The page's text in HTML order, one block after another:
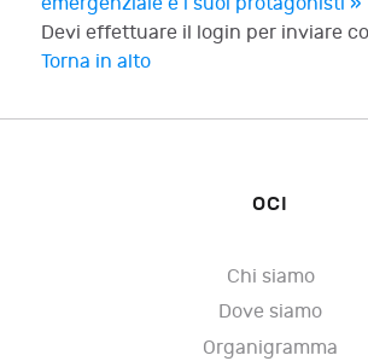
Devi effettuare il login per inviare
Torna in alto
OCI
Chi siamo
Dove siamo
Organigramma